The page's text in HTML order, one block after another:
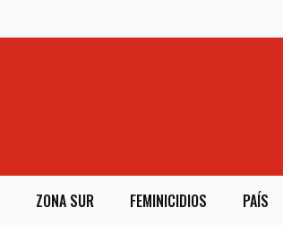
ZONA SUR FEMINICIDIOS PAÍS